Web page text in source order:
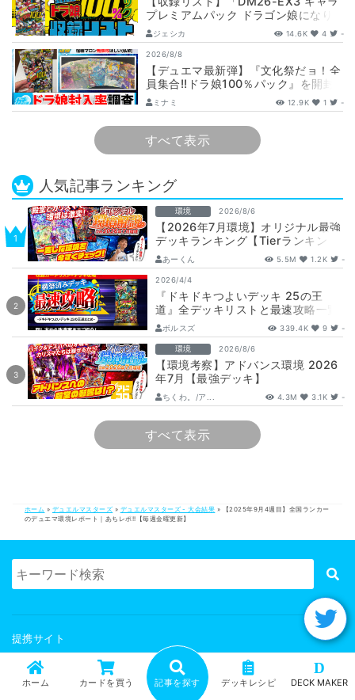
プレミアムパック ドラゴン娘になり
たくないっ！ 文化祭だョ！全員集
合!…
ジェシカ 14.6K 4 -
2026/8/8
【デュエマ最新弾】『文化祭だョ！全
員集合!!ドラ娘100％パック』を開封
して封入率調査！【25周年/ドラゴン
娘…
ミナミ 12.9K 1 -
すべて表示
人気記事ランキング
環境 2026/8/6
【2026年7月環境】オリジナル最強
デッキランキング【Tierランキン
グ】
あーくん 5.5M 1.2K -
2026/4/4
『ドキドキつよいデッキ 25の王
道』全デッキリストと最速攻略一覧
【DM26-SD1】
ボルスズ 339.4K 9 -
環境 2026/8/6
【環境考察】アドバンス環境 2026
年7月【最強デッキ】
ちくわ。/ア... 4.3M 3.1K -
すべて表示
ホーム カードを買う 記事を探す デッキレシピ
D
DECK MAKER
ホーム » デュエルマスターズ » デュエルマスターズ - 大会結果 »
【2025年9月4週目】全国ランカー
のデュエマ環境レポート｜あちレポ!!【毎週金曜更新】
提携サイト
スペシャルサンクス
DECK MAKER